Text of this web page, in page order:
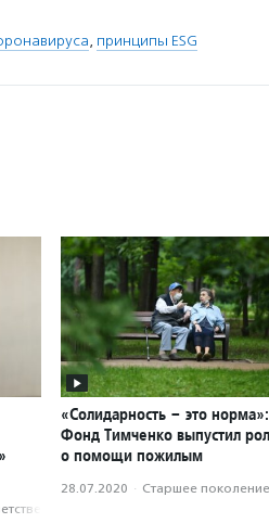
, принципы ESG
«Солидарность – это норма»:
Фонд Тимченко выпустил
о помощи пожилым
28.07.2020 · Старшее поколение